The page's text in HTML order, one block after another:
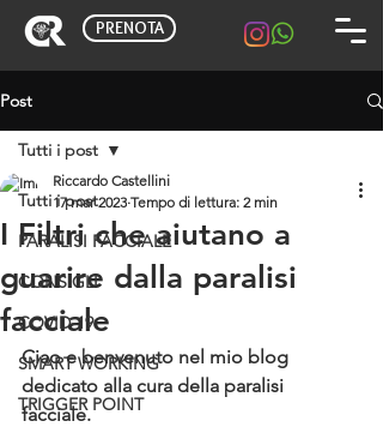
PRENOTA
Post
Tutti i post
PARALISI FACCIALE
CONSIGLI
COVID-19
SMART WORKING
TRIGGER POINT
Tutti i post
I Filtri che aiutano a
guarire dalla paralisi
facciale
Riccardo Castellini
17 mar 2023 Tempo di lettura: 2 min
Ciao e benvenuto nel mio blog
dedicato alla cura della paralisi
facciale.